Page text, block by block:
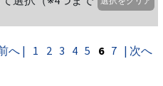
へ | 1 2 3 4 5 6 7 | 次へ